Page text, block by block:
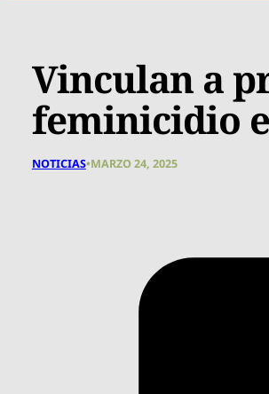
Vinculan a
feminicidio
NOTICIAS•MARZO 24, 2025